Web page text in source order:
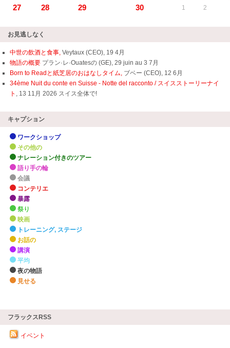
27
28 29 30 1 2
お見逃しなく
中世の飲酒と食事, Veytaux (CEO), 19 4月
物語の概要 プラン·レ·Ouatesの (GE), 29 juin au 3 7月
Born to Readと紙芝居のおはなしタイム, ブベー (CEO), 12 6月
34ème Nuit du conte en Suisse - Notte del racconto / スイスストーリーナイ
ト , 13 11月 2026 スイス全体で!
キャプション
ワークショップ
その他の
ナレーション付きのツアー
語り手の輪
会議
コンテリエ
暴露
祭り
映画
トレーニング, ステージ
お話の
講演
平均
夜の物語
見せる
フラックスRSS
イベント